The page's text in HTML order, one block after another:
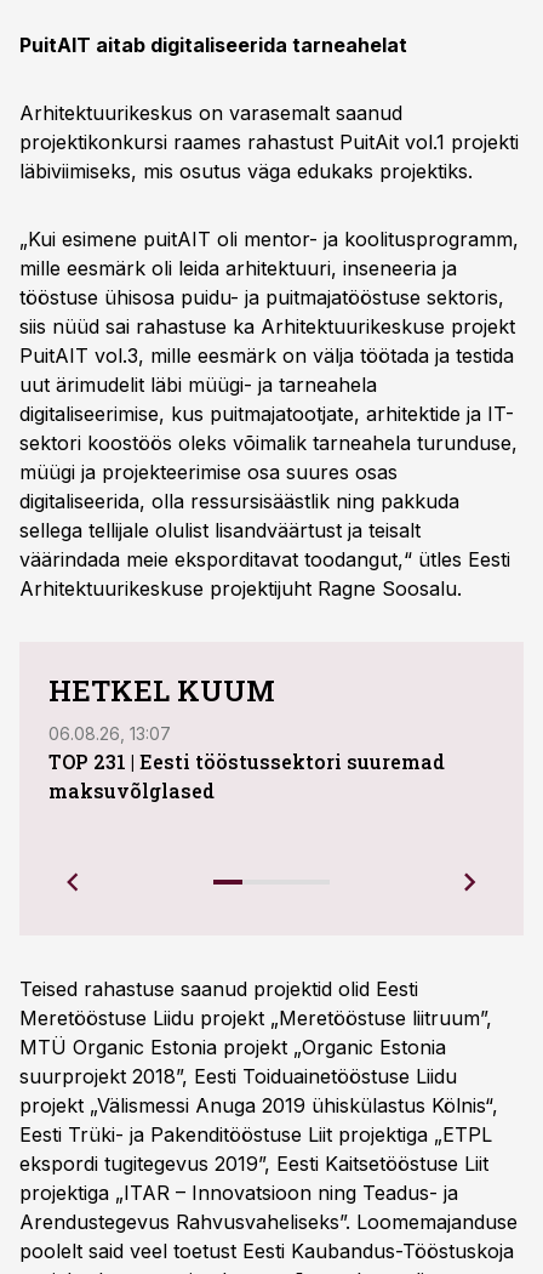
PuitAIT aitab digitaliseerida tarneahelat
Arhitektuurikeskus on varasemalt saanud
projektikonkursi raames rahastust PuitAit vol.1 projekti
läbiviimiseks, mis osutus väga edukaks projektiks.
„Kui esimene puitAIT oli mentor- ja koolitusprogramm,
mille eesmärk oli leida arhitektuuri, inseneeria ja
tööstuse ühisosa puidu- ja puitmajatööstuse sektoris,
siis nüüd sai rahastuse ka Arhitektuurikeskuse projekt
PuitAIT vol.3, mille eesmärk on välja töötada ja testida
uut ärimudelit läbi müügi- ja tarneahela
digitaliseerimise, kus puitmajatootjate, arhitektide ja IT-
sektori koostöös oleks võimalik tarneahela turunduse,
müügi ja projekteerimise osa suures osas
digitaliseerida, olla ressursisäästlik ning pakkuda
sellega tellijale olulist lisandväärtust ja teisalt
väärindada meie eksporditavat toodangut,“ ütles Eesti
Arhitektuurikeskuse projektijuht Ragne Soosalu.
HETKEL KUUM
06.08.26, 13:07
TOP 231 | Eesti tööstussektori suuremad
maksuvõlglased
Teised rahastuse saanud projektid olid Eesti
Meretööstuse Liidu projekt „Meretööstuse liitruum”,
MTÜ Organic Estonia projekt „Organic Estonia
suurprojekt 2018”, Eesti Toiduainetööstuse Liidu
projekt „Välismessi Anuga 2019 ühiskülastus Kölnis“,
Eesti Trüki- ja Pakenditööstuse Liit projektiga „ETPL
ekspordi tugitegevus 2019”, Eesti Kaitsetööstuse Liit
projektiga „ITAR – Innovatsioon ning Teadus- ja
Arendustegevus Rahvusvaheliseks”. Loomemajanduse
poolelt said veel toetust Eesti Kaubandus-Tööstuskoja